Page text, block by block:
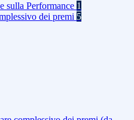
sulla Performance 1
dei premi 5